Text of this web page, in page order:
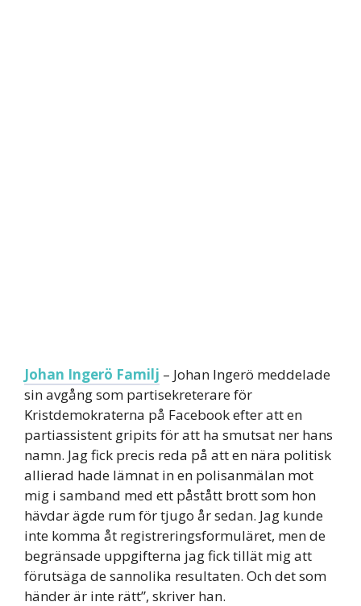
Johan Ingerö Familj – Johan Ingerö meddelade
sin avgång som partisekreterare för
Kristdemokraterna på Facebook efter att en
partiassistent gripits för att ha smutsat ner hans
namn. Jag fick precis reda på att en nära politisk
allierad hade lämnat in en polisanmälan mot
mig i samband med ett påstått brott som hon
hävdar ägde rum för tjugo år sedan. Jag kunde
inte komma åt registreringsformuläret, men de
begränsade uppgifterna jag fick tillät mig att
förutsäga de sannolika resultaten. Och det som
händer är inte rätt”, skriver han.